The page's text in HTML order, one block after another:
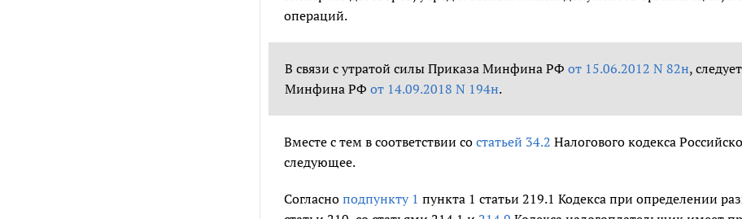
операций.
В связи с утратой силы Приказа Минфина РФ от 15.06.2012 N 82н,
Минфина РФ от 14.09.2018 N 194н.
Вместе с тем в соответствии со статьей 34.2 Налогового кодекса
следующее.
Согласно подпункту 1 пункта 1 статьи 219.1 Кодекса при определении